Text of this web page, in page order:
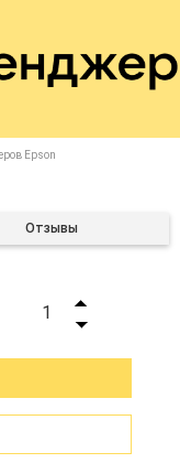
Epson
Отзывы
1